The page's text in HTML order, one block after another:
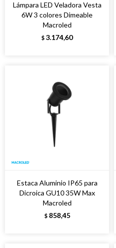
Lámpara LED Veladora Vesta
6W 3 colores Dimeable
Macroled
$ 3.174,60
Estaca Aluminio IP65 para
Dicroica GU10 35W Max
Macroled
$ 858,45